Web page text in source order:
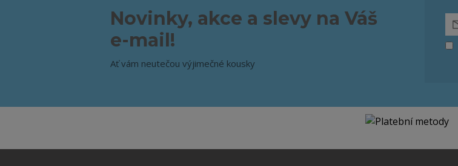
Novinky, akce a slevy na Váš
e-mail!
Ať vám neutečou výjimečné kousky